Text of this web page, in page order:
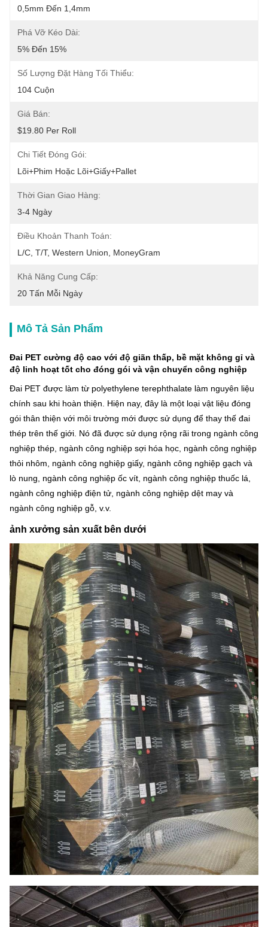
0,5mm Đến 1,4mm
Phá Vỡ Kéo Dài:
5% Đến 15%
Số Lượng Đặt Hàng Tối Thiểu:
104 Cuộn
Giá Bán:
$19.80 Per Roll
Chi Tiết Đóng Gói:
Lõi+phim Hoặc Lõi+giấy+pallet
Thời Gian Giao Hàng:
3-4 Ngày
Điều Khoản Thanh Toán:
L/C, T/T, Western Union, MoneyGram
Khả Năng Cung Cấp:
20 Tấn Mỗi Ngày
Mô Tả Sản Phẩm
Đai PET cường độ cao với độ giãn thấp, bề mặt không gỉ và
độ linh hoạt tốt cho đóng gói và vận chuyển công nghiệp
Đai PET được làm từ polyethylene terephthalate làm nguyên liệu
chính sau khi hoàn thiện. Hiện nay, đây là một loại vật liệu đóng
gói thân thiện với môi trường mới được sử dụng để thay thế đai
thép trên thế giới. Nó đã được sử dụng rộng rãi trong ngành công
nghiệp thép, ngành công nghiệp sợi hóa học, ngành công nghiệp
thỏi nhôm, ngành công nghiệp giấy, ngành công nghiệp gạch và
lò nung, ngành công nghiệp ốc vít, ngành công nghiệp thuốc lá,
ngành công nghiệp điện tử, ngành công nghiệp dệt may và
ngành công nghiệp gỗ, v.v.
ảnh xưởng sản xuất bên dưới